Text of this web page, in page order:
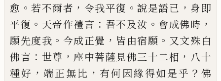
愈 。若不爾者 ， 令我平復 。說是語已 ， 身即
平復 。 天帝作禮言 ： 吾不及汝 。 會成佛時 ，
願先度我 。 今成正覺 ， 皆由宿願 。 又文殊白
佛言 ： 世尊 ， 座中菩薩見佛三十二相 ， 八十
種好 ， 端正無比 ， 有何因緣得如是乎 ？ 佛